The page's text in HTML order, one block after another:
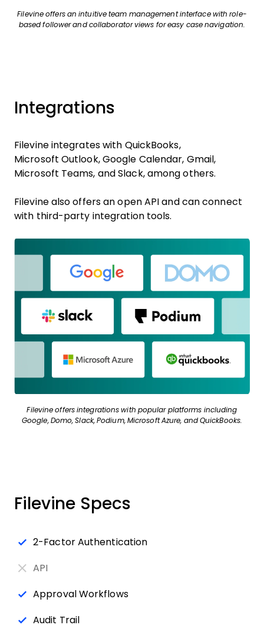
Filevine offers an intuitive team management interface with role-
based follower and collaborator views for easy case navigation.
Integrations
Filevine integrates with QuickBooks,
Microsoft Outlook, Google Calendar, Gmail,
Microsoft Teams, and Slack, among others.
Filevine also offers an open API and can connect
with third-party integration tools.
Filevine offers integrations with popular platforms including
Google, Domo, Slack, Podium, Microsoft Azure, and QuickBooks.
Filevine Specs
2-Factor Authentication
API
Approval Workflows
Audit Trail